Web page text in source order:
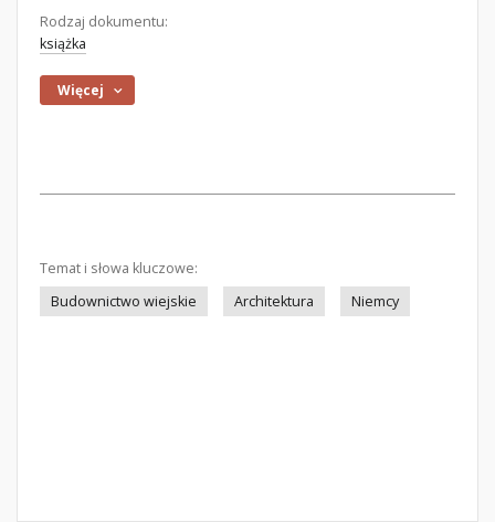
Rodzaj dokumentu:
książka
Więcej
Temat i słowa kluczowe:
Budownictwo wiejskie
Architektura Niemcy